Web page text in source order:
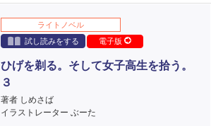
ライトノベル
試し読みをする
電子版
ひげを剃る。そして女子高生を拾う。
３
著者 しめさば
イラストレーター ぶーた